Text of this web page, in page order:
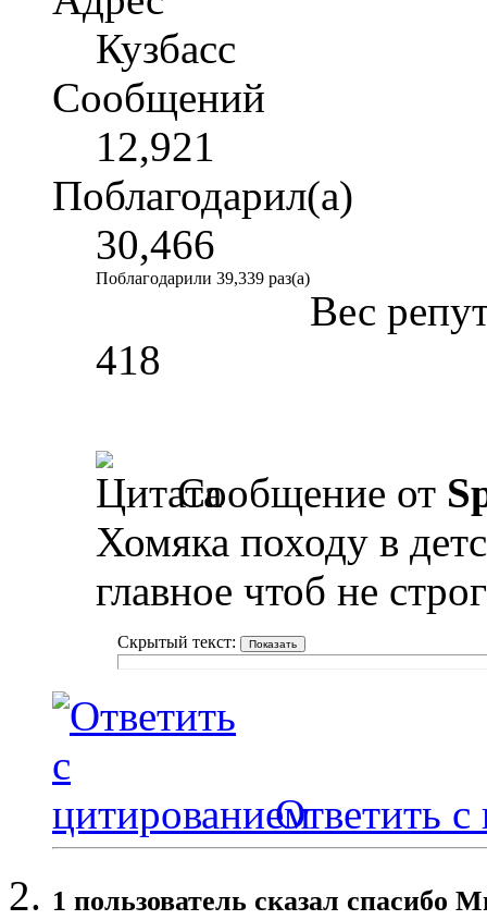
Кузбасс
Сообщений
12,921
Поблагодарил(а)
30,466
Поблагодарили 39,339 раз(а)
Вес
418
Сообщение от
Хомяка походу в
главное чтоб не
Скрытый текст:
Ответить с
1 пользователь сказал cпасибо